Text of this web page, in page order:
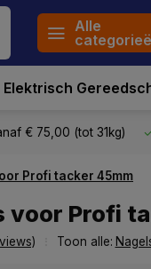
Alle
Elektrisch
€ 75,00 (tot 31kg)
Profi tacker 45mm
voor Profi
Toon alle: